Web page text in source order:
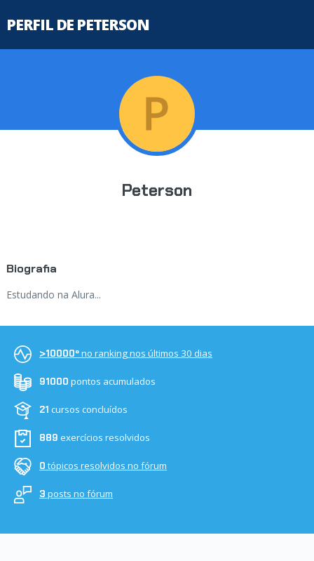
PERFIL DE PETERSON
Peterson
Biografia
Estudando na Alura...
>10000ºno ranking nos últimos 30 dias
91000 pontos acumulados
21 cursos concluídos
889 exercícios resolvidos
0 tópicos resolvidos no fórum
3 posts no fórum